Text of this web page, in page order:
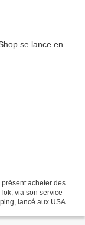
présent acheter des
via son service
lancé aux USA en